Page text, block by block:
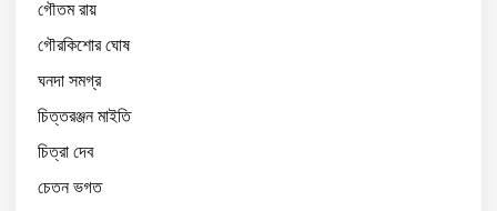
গৌতম রায়
গৌরকিশোর ঘোষ
ঘনদা সমগ্র
চিত্তরঞ্জন মাইতি
চিত্রা দেব
চেতন ভগত